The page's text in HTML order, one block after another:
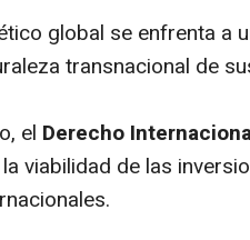
global se enfrenta a
transnacional de
el Derecho
viabilidad de las